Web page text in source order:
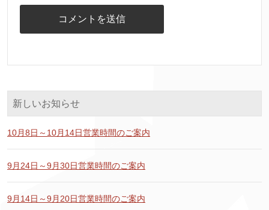
新しいお知らせ
10月8日～10月14日営業時間のご案内
9月24日～9月30日営業時間のご案内
9月14日～9月20日営業時間のご案内